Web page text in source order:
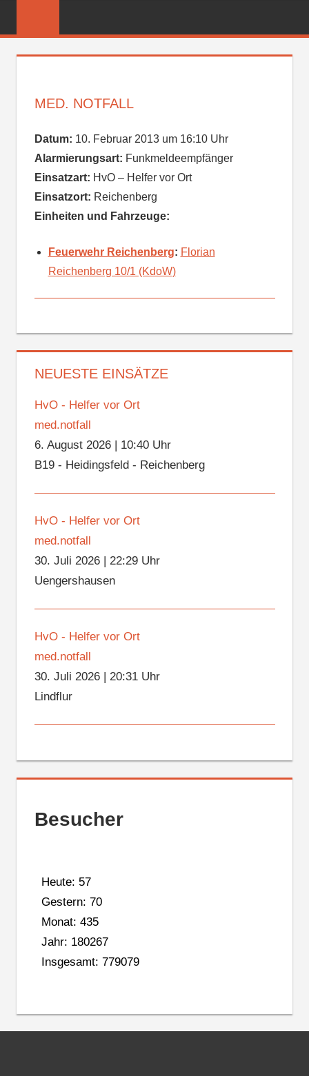
FEUERWEHR
MED. NOTFALL
Datum: 10. Februar 2013 um 16:10 Uhr
Alarmierungsart: Funkmeldeempfänger
Einsatzart: HvO – Helfer vor Ort
Einsatzort: Reichenberg
Einheiten und Fahrzeuge:
Feuerwehr Reichenberg: Florian
Reichenberg 10/1 (KdoW)
NEUESTE EINSÄTZE
HvO - Helfer vor Ort
med.notfall
6. August 2026| 10:40 Uhr
B19 - Heidingsfeld - Reichenberg
HvO - Helfer vor Ort
med.notfall
30. Juli 2026| 22:29 Uhr
Uengershausen
HvO - Helfer vor Ort
med.notfall
30. Juli 2026| 20:31 Uhr
Lindflur
Besucher
Heute: 57
Gestern: 70
Monat: 435
Jahr: 180267
Insgesamt: 779079